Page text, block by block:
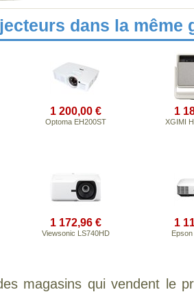
dans la même
1 200,00 €
Optoma EH200ST
1
XGIMI
1 172,96 €
Viewsonic LS740HD
1
magasins qui vendent le